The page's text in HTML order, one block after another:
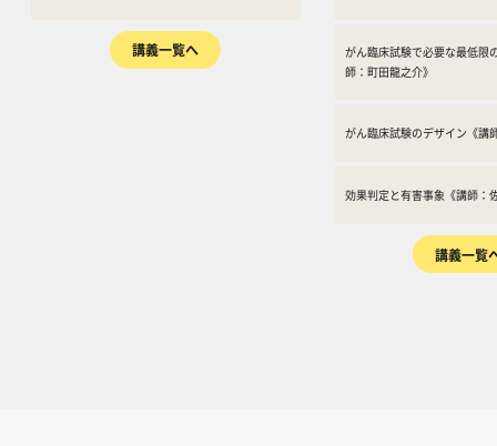
も改定し、v2.0として2017年10月に
TransCelerateに承認されました。
そのため、最新のトレーニングの受講
講義一覧へ
の分野に当てはめて考
を学んでください。過
床試験支援1、2、3」
本講座は「令和4年度
がん臨床試験で必要な最低限
師：町田龍之介》
がん臨床試験のデザイン《講
効果判定と有害事象《講師：
講義一覧